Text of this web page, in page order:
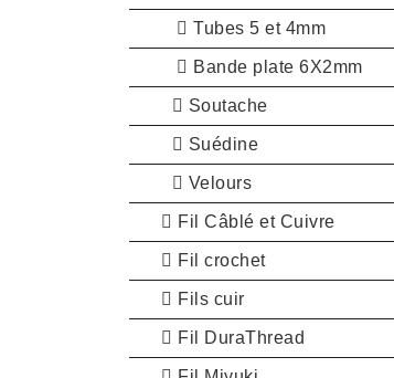
Tubes 5 et 4mm
Bande plate 6X2mm
Soutache
Suédine
Velours
Fil Câblé et Cuivre
Fil crochet
Fils cuir
Fil DuraThread